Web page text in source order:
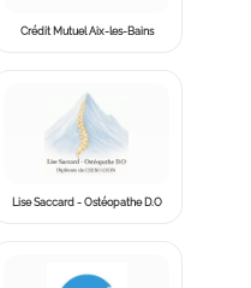
Crédit Mutuel Aix-les-Bains
Lise Saccard - Ostéopathe D.O